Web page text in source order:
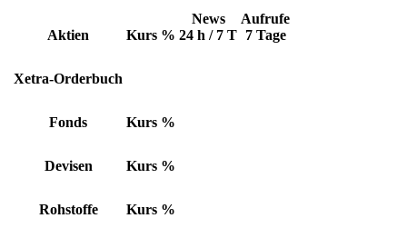
Aktien Kurs %
News
24 h / 7 T
Aufrufe
7 Tage
Xetra-Orderbuch
Fonds Kurs %
Devisen Kurs %
Rohstoffe Kurs %